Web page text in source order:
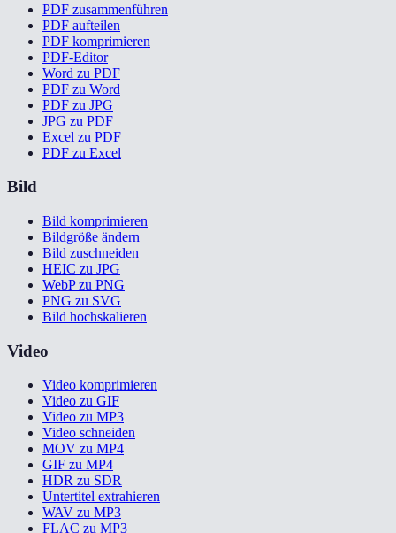
PDF zusammenführen
PDF aufteilen
PDF komprimieren
PDF-Editor
Word zu PDF
PDF zu Word
PDF zu JPG
JPG zu PDF
Excel zu PDF
PDF zu Excel
Bild
Bild komprimieren
Bildgröße ändern
Bild zuschneiden
HEIC zu JPG
WebP zu PNG
PNG zu SVG
Bild hochskalieren
Video
Video komprimieren
Video zu GIF
Video zu MP3
Video schneiden
MOV zu MP4
GIF zu MP4
HDR zu SDR
Untertitel extrahieren
WAV zu MP3
FLAC zu MP3